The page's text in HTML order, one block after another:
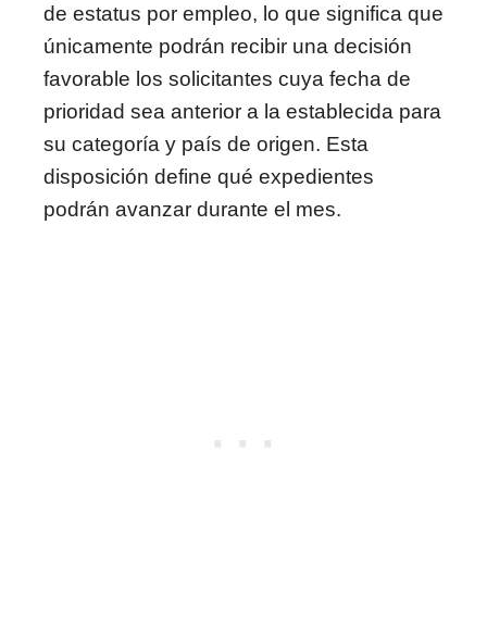
de estatus por empleo, lo que significa que
únicamente podrán recibir una decisión
favorable los solicitantes cuya fecha de
prioridad sea anterior a la establecida para
su categoría y país de origen. Esta
disposición define qué expedientes
podrán avanzar durante el mes.